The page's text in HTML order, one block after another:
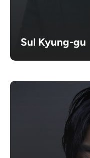
Sul Kyung-gu